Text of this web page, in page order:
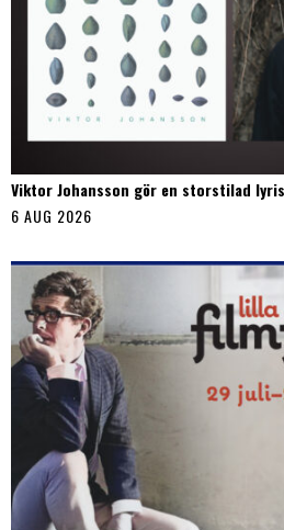
Viktor Johansson gör en storstilad
6 AUG 2026